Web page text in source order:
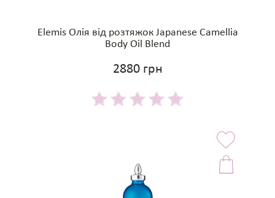
Elemis Олія від розтяжок Japanese Camellia
Body Oil Blend
2880 грн